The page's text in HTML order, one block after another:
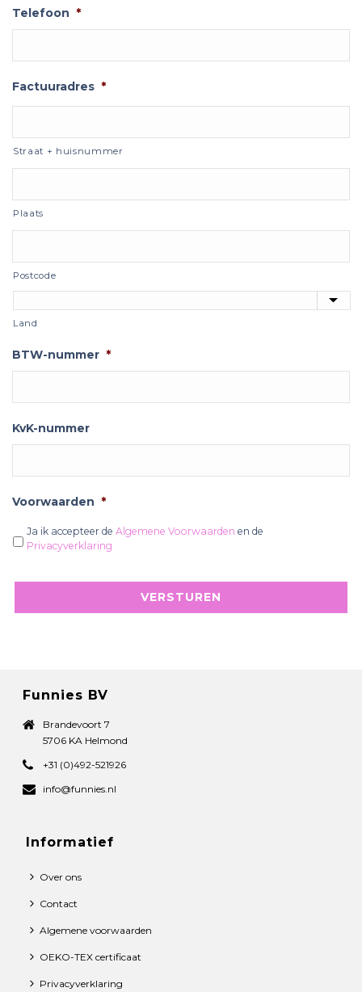
Telefoon *
Factuuradres *
Straat + huisnummer
Plaats
Postcode
Land
BTW-nummer *
KvK-nummer
Voorwaarden *
Ja ik accepteer de Algemene Voorwaarden en de
Privacyverklaring
Funnies BV
Brandevoort 7
5706 KA Helmond
+31 (0)492-521926
info@funnies.nl
Informatief
Over ons
Contact
Algemene voorwaarden
OEKO-TEX certificaat
Privacyverklaring